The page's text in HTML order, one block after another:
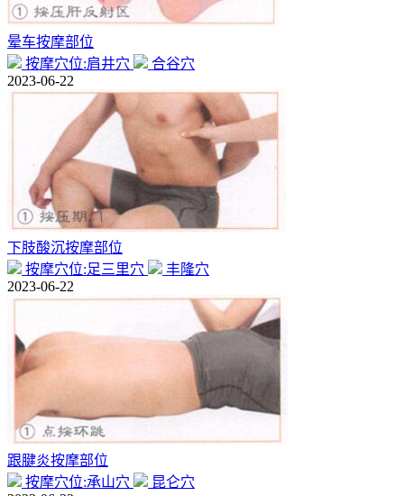
晕车按摩部位
按摩穴位:肩井穴
合谷穴
2023-06-22
下肢酸沉按摩部位
按摩穴位:足三里穴
丰隆穴
2023-06-22
跟腱炎按摩部位
按摩穴位:承山穴
昆仑穴